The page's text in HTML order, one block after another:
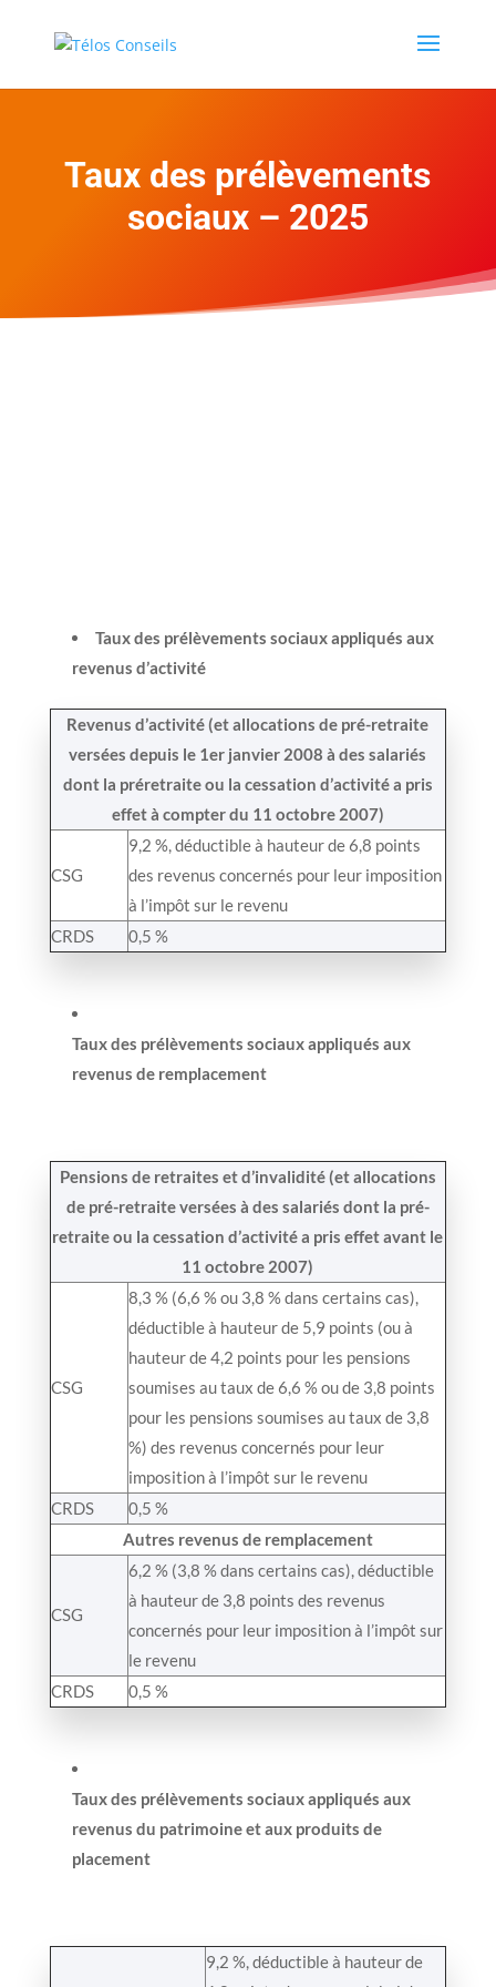
Taux des prélèvements
sociaux – 2025
Taux des prélèvements sociaux appliqués aux
revenus d’activité
Revenus d’activité (et allocations de pré-retraite
versées depuis le 1er janvier 2008 à des salariés
dont la préretraite ou la cessation d’activité a pris
effet à compter du 11 octobre 2007)
CSG
9,2 %, déductible à hauteur de 6,8 points
des revenus concernés pour leur imposition
à l’impôt sur le revenu
CRDS
0,5 %
Taux des prélèvements sociaux appliqués aux
revenus de remplacement
Pensions de retraites et d’invalidité (et allocations
de pré-retraite versées à des salariés dont la pré-
retraite ou la cessation d’activité a pris effet avant le
11 octobre 2007)
CSG
8,3 % (6,6 % ou 3,8 % dans certains cas),
déductible à hauteur de 5,9 points (ou à
hauteur de 4,2 points pour les pensions
soumises au taux de 6,6 % ou de 3,8 points
pour les pensions soumises au taux de 3,8
%) des revenus concernés pour leur
imposition à l’impôt sur le revenu
CRDS
0,5 %
Autres revenus de remplacement
CSG
6,2 % (3,8 % dans certains cas), déductible
à hauteur de 3,8 points des revenus
concernés pour leur imposition à l’impôt sur
le revenu
CRDS
0,5 %
Taux des prélèvements sociaux appliqués aux
revenus du patrimoine et aux produits de
placement
9,2 %, déductible à hauteur de